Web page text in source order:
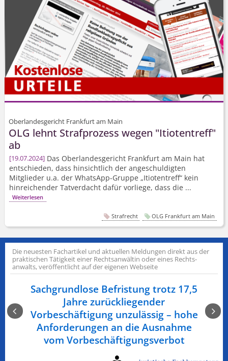
Oberlandesgericht Frankfurt am Main
OLG lehnt Strafprozess wegen "Itiotentreff"
ab
19.07.2024 Das Oberlandesgericht Frankfurt am Main hat
entschieden, dass hinsichtlich der angeschuldigten
Mitglieder u.a. der WhatsApp-Gruppe „Itiotentreff“ kein
hinreichender Tatverdacht dafür vorliege, dass die ...
Weiterlesen
Strafrecht OLG Frankfurt am Main
Die neuesten Fachartikel und aktuellen Meldungen direkt aus der
praktischen Tätigkeit einer Rechts­anwältin oder eines Rechts­
anwalts, veröffentlicht auf der eigenen Webseite
Sachgrundlose Befristung trotz 17,5
Jahre zurückliegender
Vorbeschäftigung unzulässig – hohe
Anforderungen an die Ausnahme
vom Vorbeschäf­tigungsverbot